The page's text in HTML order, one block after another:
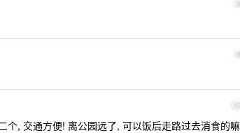
8
9
10
, 交通方便! 离公园远了, 可以饭后走路过去消食的